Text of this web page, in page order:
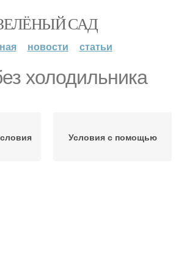
САД
новости статьи
холодильника
Условия с помощью